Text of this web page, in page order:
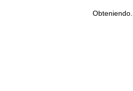
Obteniendo...